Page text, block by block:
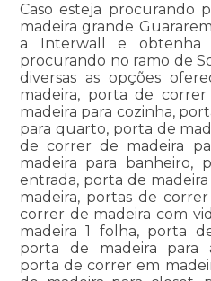
Caso esteja procurando
madeira grande
a Interwall e obtenha
procurando no ramo de
diversas as opções
madeira, porta de
madeira para cozinha,
para quarto, porta de
de correr de madeira
madeira para banheiro,
entrada, porta de
madeira, portas de
correr de madeira com
madeira 1 folha, porta
porta de madeira para
porta de correr em